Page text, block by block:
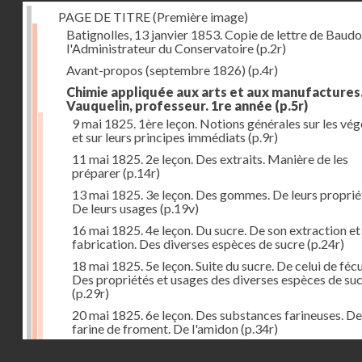
PAGE DE TITRE (Première image)
Batignolles, 13 janvier 1853. Copie de lettre de
l'Administrateur du Conservatoire(p.2r)
Avant-propos (septembre 1826) (p.4r)
Chimie appliquée aux arts et aux
Vauquelin, professeur. 1re année (p.5r)
9 mai 1825. 1ère leçon. Notions générales sur les
et sur leurs principes immédiats (p.9r)
11 mai 1825. 2e leçon. Des extraits. Manière de les
préparer(p.14r)
13 mai 1825. 3e leçon. Des gommes. De leurs
De leurs usages (p.19v)
16 mai 1825. 4e leçon. Du sucre. De son extraction et
fabrication. Des diverses espèces de sucre(p.24r)
18 mai 1825. 5e leçon. Suite du sucre. De celui de
Des propriétés et usages des diverses espèces de
(p.29r)
20 mai 1825. 6e leçon. Des substances farineuses.
farine de froment. De l'amidon(p.34r)